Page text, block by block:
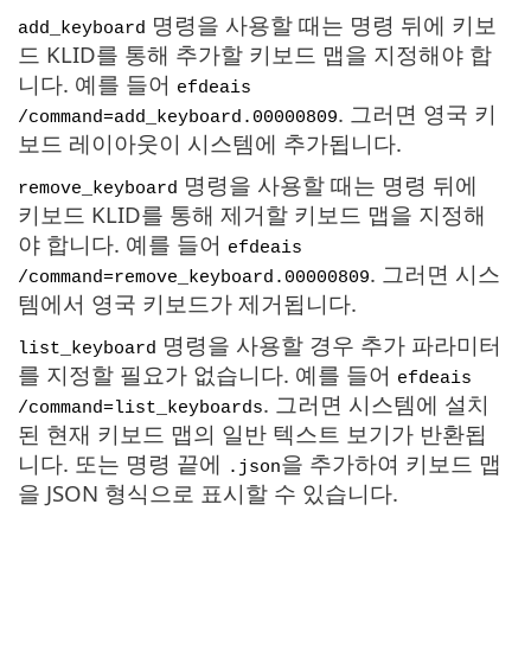
add_keyboard 명령을 사용할 때는 명령 뒤에 키보
드 KLID를 통해 추가할 키보드 맵을 지정해야 합
니다. 예를 들어 efdeais
/command=add_keyboard.00000809. 그러면 영국 키
보드 레이아웃이 시스템에 추가됩니다.
remove_keyboard 명령을 사용할 때는 명령 뒤에
키보드 KLID를 통해 제거할 키보드 맵을 지정해
야 합니다. 예를 들어 efdeais
/command=remove_keyboard.00000809. 그러면 시스
템에서 영국 키보드가 제거됩니다.
list_keyboard 명령을 사용할 경우 추가 파라미터
를 지정할 필요가 없습니다. 예를 들어 efdeais
/command=list_keyboards. 그러면 시스템에 설치
된 현재 키보드 맵의 일반 텍스트 보기가 반환됩
니다. 또는 명령 끝에
.json을 추가하여 키보드 맵
을 JSON 형식으로 표시할 수 있습니다.